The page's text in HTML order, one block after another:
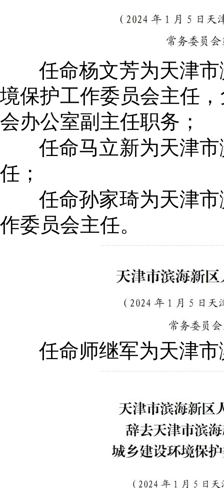
任命杨文芳为天津
境保护工作委员会主任
会办公室副主任职务；
任命马立新为天津
任；
任命孙家琦为天津
作委员会主任。
任命师继军为天津